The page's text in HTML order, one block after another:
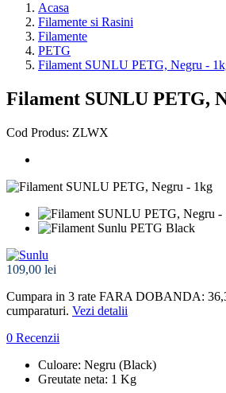
Acasa
Filamente si Rasini
Filamente
PETG
Filament SUNLU PETG, Negru -
Filament SUNLU PETG,
Cod Produs: ZLWX
109,00 lei
Cumpara in 3 rate FARA DOBANDA:
cumparaturi. Vezi detalii
0 Recenzii
Culoare: Negru (Black)
Greutate neta: 1 Kg